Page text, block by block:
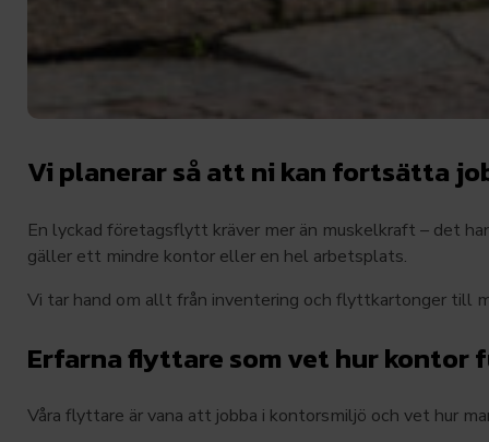
Vi planerar så att ni kan fortsätta
En lyckad företagsflytt kräver mer än muskelkraft – det
gäller ett mindre kontor eller en hel arbetsplats.
Vi tar hand om allt från inventering och flyttkartonger till
Erfarna flyttare som vet hur kontor
Våra flyttare är vana att jobba i kontorsmiljö och vet hur